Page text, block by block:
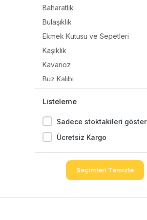
Baharatlık
Bulaşıklık
Ekmek Kutusu ve Sepetleri
Kaşıklık
Kavanoz
Buz Kalıbı
Öğütücü Değirmenler
Manuel Kıyma Makinası
Sürahi&amp; Karaf
Listeleme
Sadece stoktakileri göster
Ücretsiz Kargo
Seçimleri Temizle